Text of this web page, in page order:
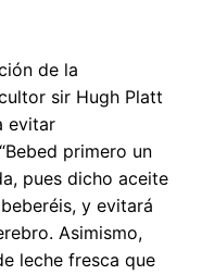
de la
sir Hugh Platt
evitar
primero un
pues dicho aceite
y evitará
Asimismo,
leche fresca que